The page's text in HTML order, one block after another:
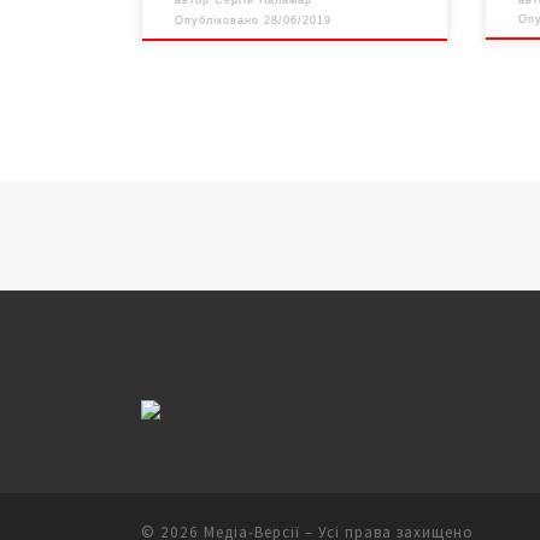
Опубліковано 28/06/2019
© 2026 Медіа-Версії – Усі права захищено